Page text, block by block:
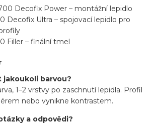
Decofix Power – montážní lepidlo
Decofix Ultra – spojovací lepidlo pro
Filler – finální tmel
barvou?
1–2 vrstvy po zaschnutí lepidla. Profil
nebo vynikne kontrastem.
a odpovědi?